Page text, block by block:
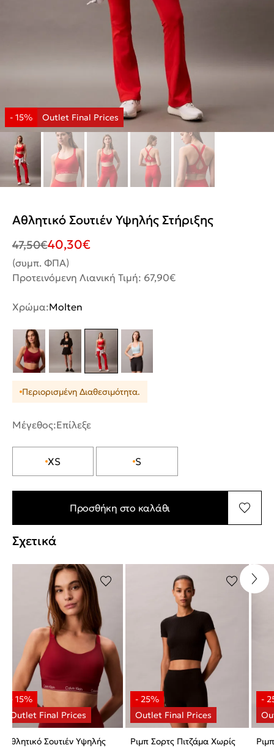
Αθλητικό Σουτιέν Υψηλής Στήριξης
47,50€40,30€
(συμπ. ΦΠΑ)
Προτεινόμενη Λιανική Τιμή: 67,90€
Χρώμα:Molten
Περιορισμένη Διαθεσιμότητα.
Μέγεθος:Επίλεξε
XS S
Προσθήκη στο καλάθι
Σχετικά
Αθλητικό Σουτιέν Υψηλής
Ριμπ Σορτς Πιτζάμα Χωρίς